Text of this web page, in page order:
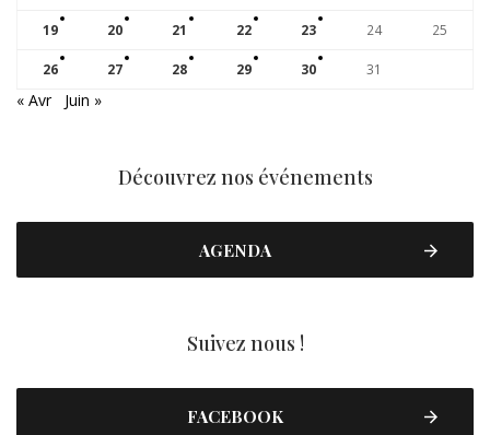
19 20 21 22 23 24 25
26 27 28 29 30 31
« Avr Juin »
Découvrez nos événements
AGENDA
Suivez nous !
FACEBOOK